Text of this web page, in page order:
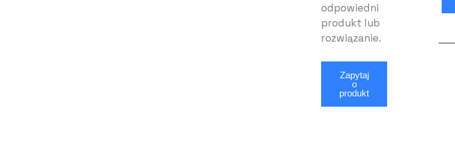
odpowiedni
produkt lub
rozwiązanie.
Zapytaj
o
produkt